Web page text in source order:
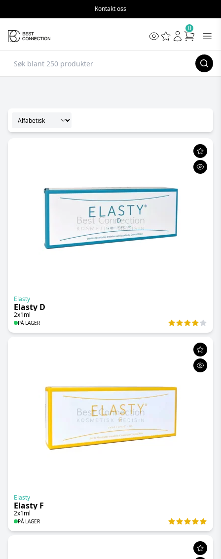
Kontakt oss
0
Elasty
Elasty D
2x1ml
PÅ LAGER
Elasty
Elasty F
2x1ml
PÅ LAGER